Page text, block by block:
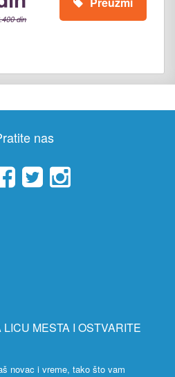
din
nas
MESTA I OSTVARITE
novac i vreme, tako što vam